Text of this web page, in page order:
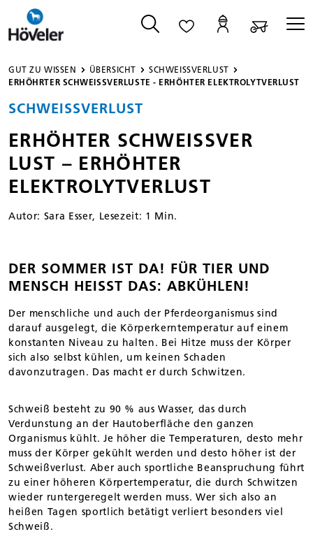
springen
GUT ZU WISSEN ÜBERSICHT
SCHWEISSVERLUST
ERHÖHRTER SCHWEISSVERLUSTE - ERHÖHTER ELEKTROLYTVERLUST
SCHWEISSVERLUST
ERHÖHTER SCHWEISSVER
LUST – ERHÖHTER
ELEKTROLYT­VERLUST
Autor: Sara Esser, Lesezeit: 1 Min.
DER SOMMER IST DA! FÜR TIER UND
MENSCH HEISST DAS: ABKÜHLEN!
Der menschliche und auch der Pferdeorganismus sind
darauf ausgelegt, die Körperkerntemperatur auf einem
konstanten Niveau zu halten. Bei Hitze muss der Körper
sich also selbst kühlen, um keinen Schaden
davonzutragen. Das macht er durch Schwitzen.
Schweiß besteht zu 90 % aus Wasser, das durch
Verdunstung an der Hautoberfläche den ganzen
Organismus kühlt. Je höher die Temperaturen, desto mehr
muss der Körper gekühlt werden und desto höher ist der
Schweißverlust. Aber auch sportliche Beanspruchung führt
zu einer höheren Körpertemperatur, die durch Schwitzen
wieder runtergeregelt werden muss. Wer sich also an
heißen Tagen sportlich betätigt verliert besonders viel
Schweiß.